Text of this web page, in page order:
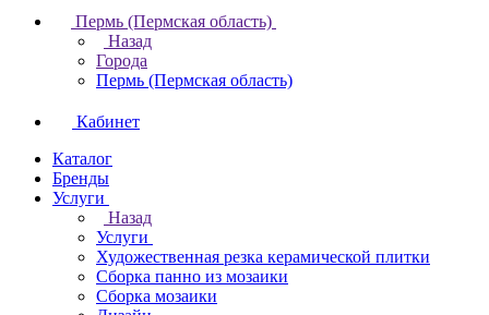
Пермь (Пермская область)
Назад
Города
Пермь (Пермская область)
Кабинет
Каталог
Бренды
Услуги
Назад
Услуги
Художественная резка керамической плитки
Сборка панно из мозаики
Сборка мозаики